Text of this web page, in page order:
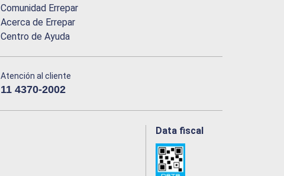
Comunidad Errepar
Acerca de Errepar
Centro de Ayuda
Atención al cliente
11 4370-2002
Data fiscal